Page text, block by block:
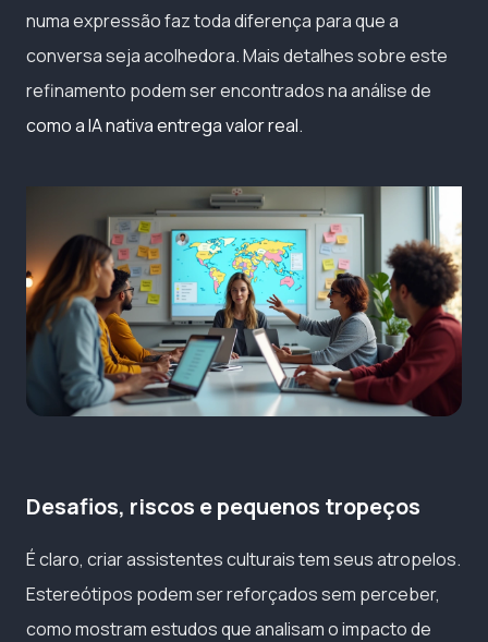
numa expressão faz toda diferença para que a
conversa seja acolhedora. Mais detalhes sobre este
refinamento podem ser encontrados na análise de
como a IA nativa entrega valor real.
Desafios, riscos e pequenos tropeços
É claro, criar assistentes culturais tem seus atropelos.
Estereótipos podem ser reforçados sem perceber,
como mostram estudos que analisam o impacto de